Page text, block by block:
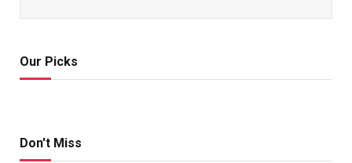
Our Picks
Don't Miss